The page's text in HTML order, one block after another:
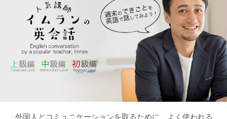
外国人とコミュニケーションを取るために、よく使われる